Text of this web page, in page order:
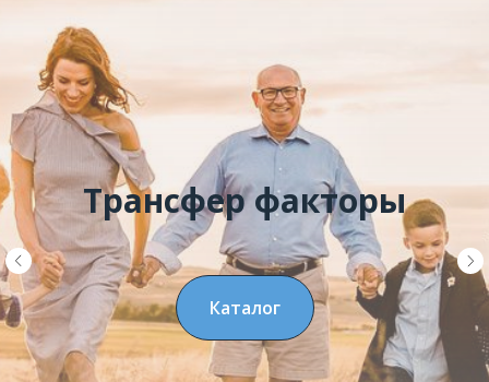
Трансфер факторы
Каталог